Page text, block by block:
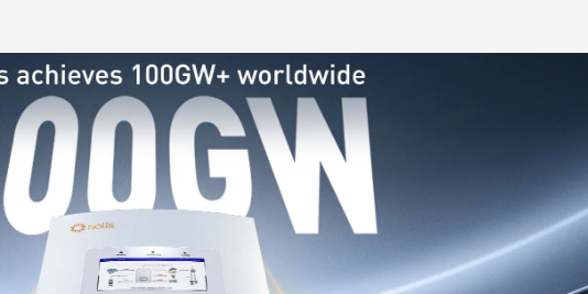
تخزين الطاقة
دراسة الحالة
تصميم محطة الطاقة الكهروضوئية